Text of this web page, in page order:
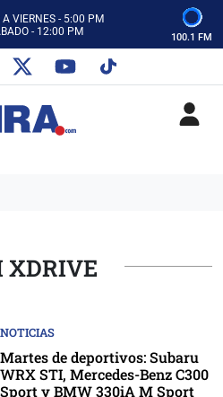
A VIERNES - 5:00 PM
- 12:00 PM
LIRA Y SU EQUIPO
A VIERNES - 5:00 PM
- 12:00 PM
100.1 FM
XDRIVE
NOTICIAS
Martes de deportivos: Subaru
WRX STI, Mercedes-Benz C300
Sport y BMW 330iA M Sport